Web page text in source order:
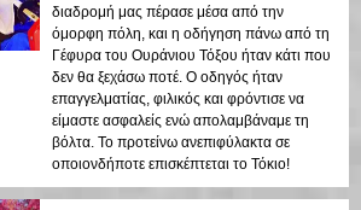
διαδρομή μας πέρασε μέσα από την
όμορφη πόλη, και η οδήγηση πάνω από τη
Γέφυρα του Ουράνιου Τόξου ήταν κάτι που
δεν θα ξεχάσω ποτέ. Ο οδηγός ήταν
επαγγελματίας, φιλικός και φρόντισε να
είμαστε ασφαλείς ενώ απολαμβάναμε τη
βόλτα. Το προτείνω ανεπιφύλακτα σε
οποιονδήποτε επισκέπτεται το Τόκιο!